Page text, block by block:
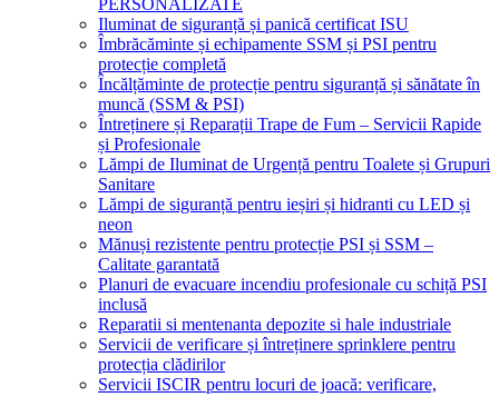
PERSONALIZATE
Iluminat de siguranță și panică certificat ISU
Îmbrăcăminte și echipamente SSM și PSI pentru
protecție completă
Încălțăminte de protecție pentru siguranță și sănătate în
muncă (SSM & PSI)
Întreținere și Reparații Trape de Fum – Servicii Rapide
și Profesionale
Lămpi de Iluminat de Urgență pentru Toalete și Grupuri
Sanitare
Lămpi de siguranță pentru ieșiri și hidranti cu LED și
neon
Mănuși rezistente pentru protecție PSI și SSM –
Calitate garantată
Planuri de evacuare incendiu profesionale cu schiță PSI
inclusă
Reparatii si mentenanta depozite si hale industriale
Servicii de verificare și întreținere sprinklere pentru
protecția clădirilor
Servicii ISCIR pentru locuri de joacă: verificare,